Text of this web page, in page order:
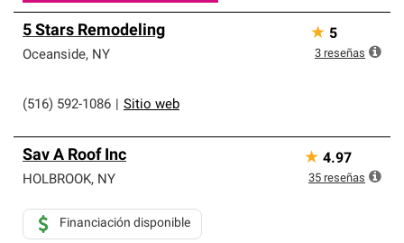
5 Stars Remodeling
Oceanside, NY
(516) 592-1086 Sitio web
★ 5
3 reseñas
Sav A Roof Inc
HOLBROOK, NY
Financiación disponible
★ 4.97
35 reseñas